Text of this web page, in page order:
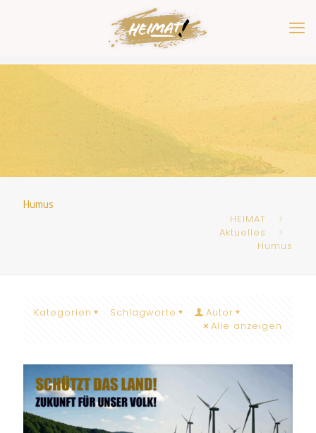
Humus
HEIMAT
Aktuelles
Humus
Kategorien Schlagworte
Autor
Alle anzeigen